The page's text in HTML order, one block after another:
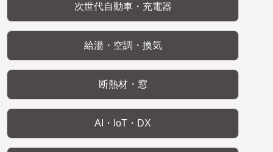
次世代自動車・充電器
給湯・空調・換気
断熱材・窓
AI・IoT・DX